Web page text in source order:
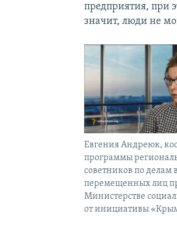
предприятия, при
значит, люди не
Евгения Андреюк,
программы
советников по делам
перемещенных лиц
Министерстве
от инициативы